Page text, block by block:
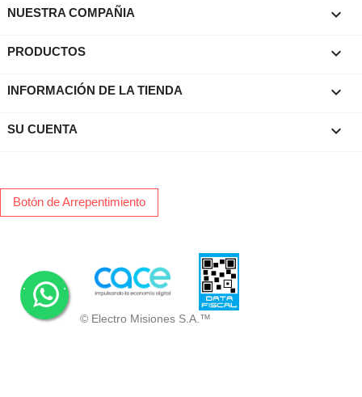
NUESTRA COMPAÑIA 
PRODUCTOS 
INFORMACIÓN DE LA TIENDA keyboard_arrow_down
SU CUENTA 
Botón de Arrepentimiento
© Electro Misiones S.A.™
. .